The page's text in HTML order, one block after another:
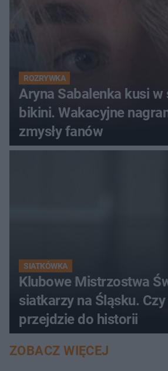
ROZRYWKA
Aryna Sabalenka kusi w
bikini. Wakacyjne
zmysły fanów
SIATKÓWKA
Klubowe Mistrzostwa
siatkarzy na Śląsku.
przejdzie do historii
ZOBACZ WIĘCEJ